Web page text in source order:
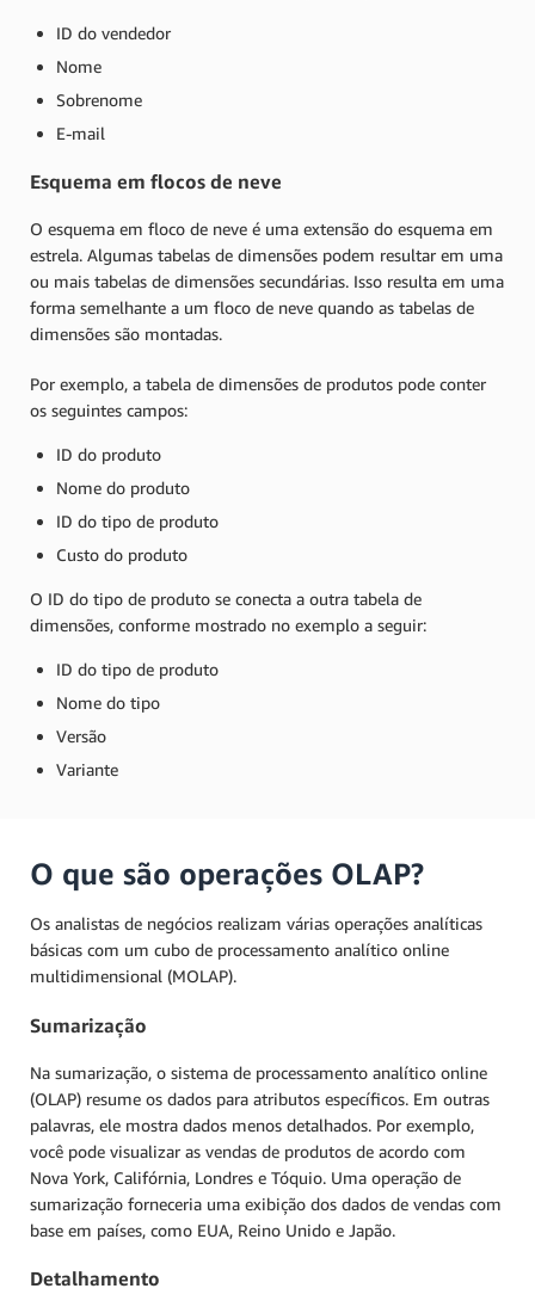
ID do vendedor
Nome
Sobrenome
E-mail
Esquema em flocos de neve
O esquema em floco de neve é uma extensão do esquema em
estrela. Algumas tabelas de dimensões podem resultar em uma
ou mais tabelas de dimensões secundárias. Isso resulta em uma
forma semelhante a um floco de neve quando as tabelas de
dimensões são montadas.
Por exemplo, a tabela de dimensões de produtos pode conter
os seguintes campos:
ID do produto
Nome do produto
ID do tipo de produto
Custo do produto
O ID do tipo de produto se conecta a outra tabela de
dimensões, conforme mostrado no exemplo a seguir:
ID do tipo de produto
Nome do tipo
Versão
Variante
O que são operações OLAP?
Os analistas de negócios realizam várias operações analíticas
básicas com um cubo de processamento analítico online
multidimensional (MOLAP).
Sumarização
Na sumarização, o sistema de processamento analítico online
(OLAP) resume os dados para atributos específicos. Em outras
palavras, ele mostra dados menos detalhados. Por exemplo,
você pode visualizar as vendas de produtos de acordo com
Nova York, Califórnia, Londres e Tóquio. Uma operação de
sumarização forneceria uma exibição dos dados de vendas com
base em países, como EUA, Reino Unido e Japão.
Detalhamento